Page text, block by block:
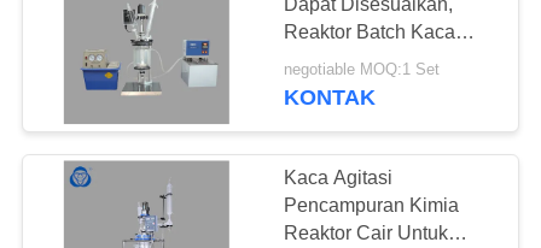
KONTROL
KUALITAS
HUBUNGI
Reaktor Batch Kaca
Tunggal
negotiable MOQ:1 Set
KONTAK
Kaca Agitasi
Pencampuran Kimia
Reaktor Cair Untuk